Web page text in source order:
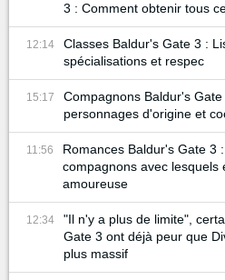
3 : Comment obtenir tous
12:14
Classes Baldur's Gate 3 :
spécialisations et respec
15:17
Compagnons Baldur's Gate
personnages d'origine et
11:56
Romances Baldur's Gate 3
compagnons avec lesquels
amoureuse
12:34
"Il n'y a plus de limite",
Gate 3 ont déjà peur que
plus massif